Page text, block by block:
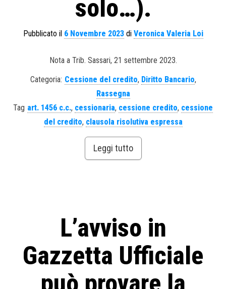
solo…).
Pubblicato il 6 Novembre 2023di Veronica Valeria Loi
Nota a Trib. Sassari, 21 settembre 2023.
Categoria: Cessione del credito, Diritto Bancario,
Rassegna
Tag art. 1456 c.c., cessionaria, cessione credito, cessione
del credito, clausola risolutiva espressa
Leggi tutto
L’avviso in
Gazzetta Ufficiale